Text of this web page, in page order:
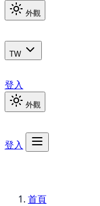
外觀
TW
登入
外觀
登入
首頁